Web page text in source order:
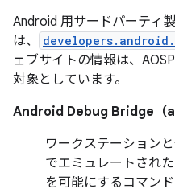
Android 用サードパーティ
は、
ェブサイトの情報は、
対象としています。
Android Debug Bridge（
ワークステーション
でエミュレートされ
を可能にするコマン